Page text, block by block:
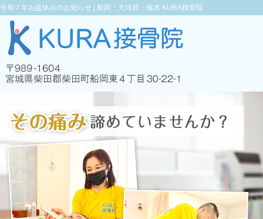
令和７年お盆休みのお知らせ | 船岡・大河原・槻木 KURA接骨院